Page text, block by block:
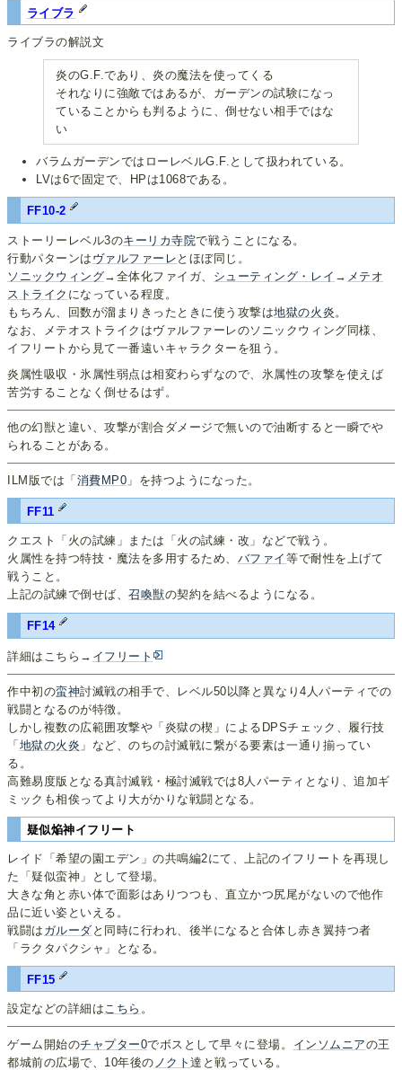
ライブラ
ライブラの解説文
炎のG.F.であり、炎の魔法を使ってくる
それなりに強敵ではあるが、ガーデンの試験になっ
ていることからも判るように、倒せない相手ではな
い
バラムガーデンではローレベルG.F.として扱われている。
LVは6で固定で、HPは1068である。
FF10-2
ストーリーレベル3のキーリカ寺院で戦うことになる。
行動パターンは ヴァルファーレ とほぼ同じ。
ソニックウィング→全体化ファイガ、 シューティング・レイ → メテオ
ストライク になっている程度。
もちろん、回数が溜まりきったときに使う攻撃は地獄の火炎 。
なお、メテオストライクはヴァルファーレのソニックウィング同様、
イフリートから見て一番遠いキャラクターを狙う。
炎属性吸収・氷属性弱点は相変わらずなので、氷属性の攻撃を使えば
苦労することなく倒せるはず。
他の幻獣と違い、攻撃が割合ダメージで無いので油断すると一瞬でや
られることがある。
ILM版では「 消費MP0 」を持つようになった。
FF11
クエスト「火の試練」または「火の試練・改」などで戦う。
火属性を持つ特技・魔法を多用するため、 バファイ 等で耐性を上げて
戦うこと。
上記の試練で倒せば、召喚獣の契約を結べるようになる。
FF14
詳細はこちら→ イフリート
作中初の蛮神討滅戦の相手で、レベル50以降と異なり4人パーティでの
戦闘となるのが特徴。
しかし複数の広範囲攻撃や「炎獄の楔」によるDPSチェック、履行技
「 地獄の火炎 」など、のちの討滅戦に繋がる要素は一通り揃ってい
る。
高難易度版となる真討滅戦・極討滅戦では8人パーティとなり、追加ギ
ミックも相俟ってより大がかりな戦闘となる。
疑似焔神イフリート
レイド「希望の園エデン」の共鳴編2にて、上記のイフリートを再現し
た「疑似蛮神」として登場。
大きな角と赤い体で面影はありつつも、直立かつ尻尾がないので他作
品に近い姿といえる。
戦闘は ガルーダ と同時に行われ、後半になると合体し赤き翼持つ者
「ラクタパクシャ」となる。
FF15
設定などの詳細はこちら 。
ゲーム開始のチャプター0でボスとして早々に登場。 インソムニアの王
都城前の広場で、10年後の ノクト達と戦っている。